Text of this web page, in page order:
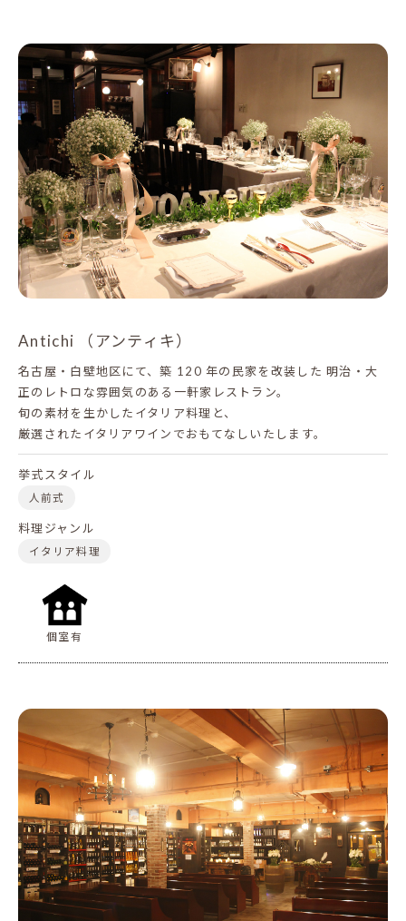
Antichi （アンティキ）
名古屋・白壁地区にて、築 120 年の民家を改装した 明治・大
正のレトロな雰囲気のある一軒家レストラン。
旬の素材を生かしたイタリア料理と、
厳選されたイタリアワインでおもてなしいたします。
挙式スタイル
人前式
料理ジャンル
イタリア料理
個室有